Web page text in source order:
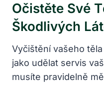
Očistěte Své
Škodlivých
Vyčištění vašeho
jako udělat servis
musíte pravidelně